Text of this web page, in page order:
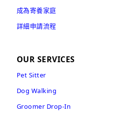
成為寄養家庭
詳細申請流程
OUR SERVICES
Pet Sitter
Dog Walking
Groomer Drop-In